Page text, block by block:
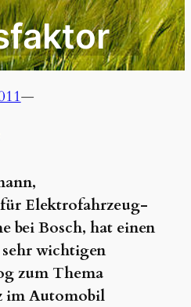
—
Elektrofahrzeug-
bei Bosch, hat einen
wichtigen
zum Thema
im Automobil